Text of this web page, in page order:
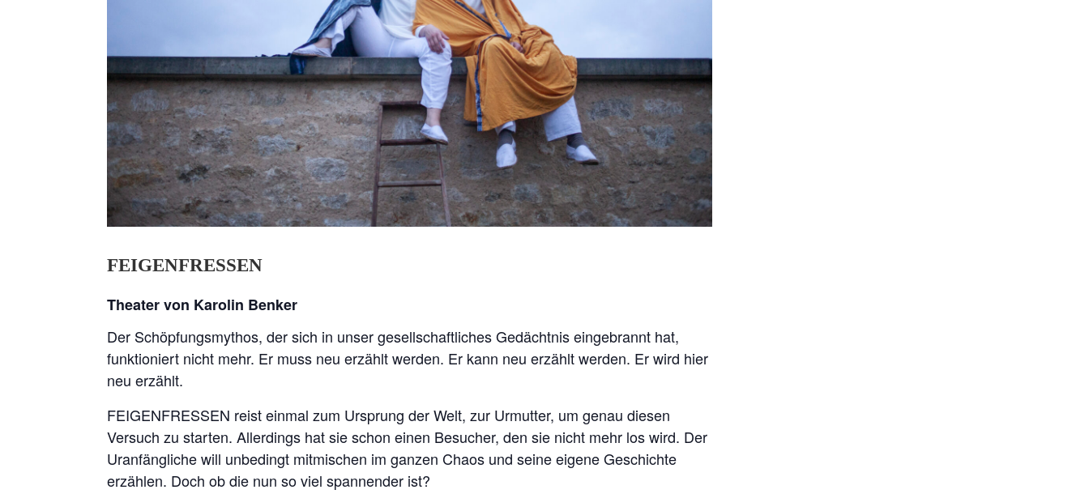
FEIGENFRESSEN
Theater von Karolin Benker
Der Schöpfungsmythos, der sich in unser gesellschaftliches Gedächtnis eingebrannt hat,
funktioniert nicht mehr. Er muss neu erzählt werden. Er kann neu erzählt werden. Er wird hier
neu erzählt.
FEIGENFRESSEN reist einmal zum Ursprung der Welt, zur Urmutter, um genau diesen
Versuch zu starten. Allerdings hat sie schon einen Besucher, den sie nicht mehr los wird. Der
Uranfängliche will unbedingt mitmischen im ganzen Chaos und seine eigene Geschichte
erzählen. Doch ob die nun so viel spannender ist?